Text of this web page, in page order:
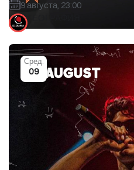
9 августа, 23:00
Сред.
09